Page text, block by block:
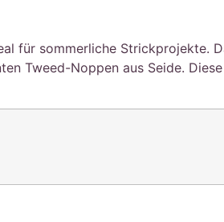
für sommerliche Strickprojekte.
Tweed-Noppen aus Seide. Diese